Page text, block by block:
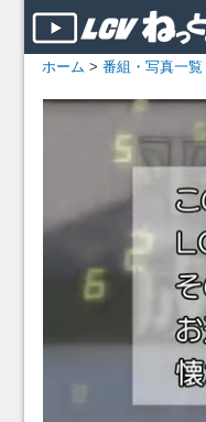
ホーム > 番組・写真一覧